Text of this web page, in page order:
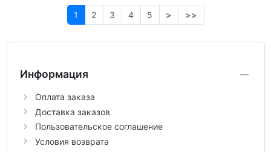
1
2 3 4 5 > >>
Информация
Оплата заказа
Доставка заказов
Пользовательское соглашение
Условия возврата